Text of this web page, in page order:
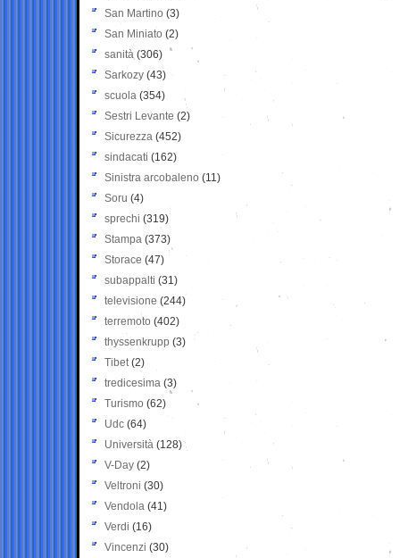
San Martino (3)
San Miniato (2)
sanità (306)
Sarkozy (43)
scuola (354)
Sestri Levante (2)
Sicurezza (452)
sindacati (162)
Sinistra arcobaleno (11)
Soru (4)
sprechi (319)
Stampa (373)
Storace (47)
subappalti (31)
televisione(244)
terremoto (402)
thyssenkrupp (3)
Tibet(2)
tredicesima (3)
Turismo (62)
Udc (64)
Università (128)
V-Day (2)
Veltroni (30)
Vendola (41)
Verdi (16)
Vincenzi (30)